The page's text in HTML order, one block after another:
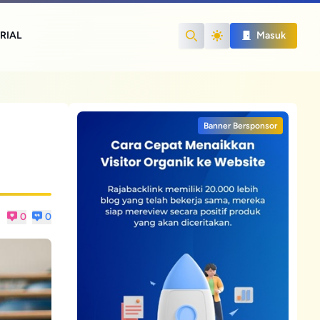
Search
Masuk
0 0
Banner Bersponsor